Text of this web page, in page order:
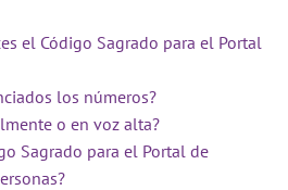
el Código Sagrado para el Portal
los números?
o en voz alta?
Sagrado para el Portal de